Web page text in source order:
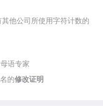
他公司所使用字符计数的
语专家
的修改证明